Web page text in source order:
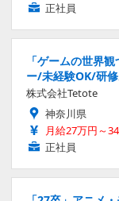
正社員
「ゲームの世界
ー/未経験OK/研
株式会社Tetote
神奈川県
月給27万円～
正社員